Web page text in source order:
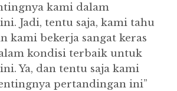
kami dalam
Jadi, tentu saja, kami tahu
kami bekerja sangat keras
kondisi terbaik untuk
Ya, dan tentu saja kami
pertandingan ini”